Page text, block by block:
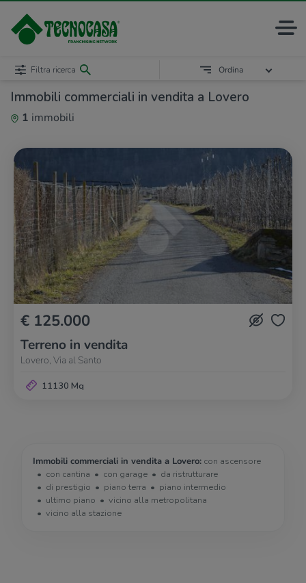
Immobili commerciali in vendita a Lovero
1 immobili
Filtra ricerca Ordina
€ 125.000
Terreno in vendita
Lovero, Via al Santo
11130 Mq
Immobili commerciali in vendita a Lovero: con ascensore
con cantina
con garage
da ristrutturare
di prestigio
piano terra
piano intermedio
ultimo piano
vicino alla metropolitana
vicino alla stazione